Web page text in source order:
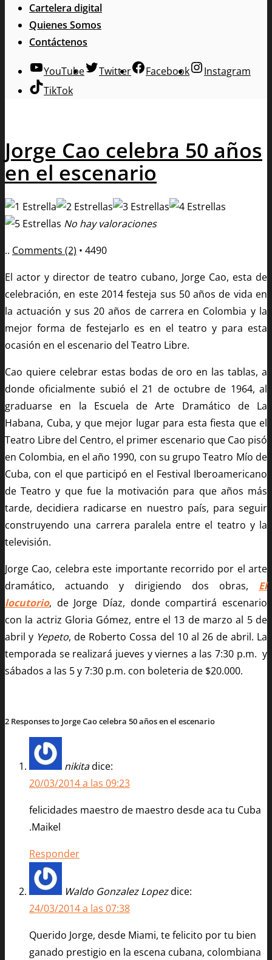
Cartelera digital
Quienes Somos
Contáctenos
YouTube Twitter Facebook
Instagram
TikTok
Jorge Cao celebra 50 años
en el escenario
No hay valoraciones
.. Comments (2) • 4490
El actor y director de teatro cubano, Jorge Cao, esta de
celebración, en este 2014 festeja sus 50 años de vida en
la actuación y sus 20 años de carrera en Colombia y la
mejor forma de festejarlo es en el teatro y para esta
ocasión en el escenario del Teatro Libre.
Cao quiere celebrar estas bodas de oro en las tablas, a
donde oficialmente subió el 21 de octubre de 1964, al
graduarse en la Escuela de Arte Dramático de La
Habana, Cuba, y que mejor lugar para esta fiesta que el
Teatro Libre del Centro, el primer escenario que Cao pisó
en Colombia, en el año 1990, con su grupo Teatro Mío de
Cuba, con el que participó en el Festival Iberoamericano
de Teatro y que fue la motivación para que años más
tarde, decidiera radicarse en nuestro país, para seguir
construyendo una carrera paralela entre el teatro y la
televisión.
Jorge Cao, celebra este importante recorrido por el arte
dramático, actuando y dirigiendo dos obras, El
locutorio, de Jorge Díaz, donde compartirá escenario
con la actriz Gloria Gómez, entre el 13 de marzo al 5 de
abril y Yepeto, de Roberto Cossa del 10 al 26 de abril. La
temporada se realizará jueves y viernes a las 7:30 p.m. y
sábados a las 5 y 7:30 p.m. con boleteria de $20.000.
2 Responses to Jorge Cao celebra 50 años en el escenario
nikitadice:
20/03/2014 a las 09:23
felicidades maestro de maestro desde aca tu Cuba
.Maikel
Responder
Waldo Gonzalez Lopezdice:
24/03/2014 a las 07:38
Querido Jorge, desde Miami, te felicito por tu bien
ganado prestigio en la escena cubana, colombiana